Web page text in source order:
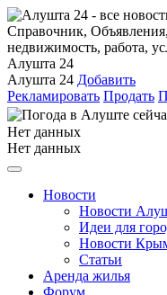
Алушта 24
Алушта 24 Добавить
Рекламировать Продать
Нет данных
Нет данных
Новости
Новости
Идеи для
Новости
Статьи
Аренда жилья
Форум